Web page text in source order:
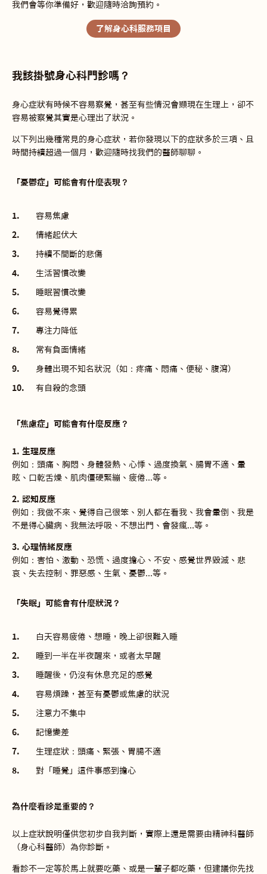
我們會等你準備好，歡迎隨時洽詢預約。
了解身心科服務項目
我該掛號身心科門診嗎？
身心症狀有時候不容易察覺，甚至有些情況會顯現在生理上，卻不
容易被察覺其實是心理出了狀況。
以下列出幾種常見的身心症狀，若你發現以下的症狀多於三項、且
時間持續超過一個月，歡迎隨時找我們的醫師聊聊。
「憂鬱症」可能會有什麼表現？
容易焦慮
情緒起伏大
持續不間斷的悲傷
生活習慣改變
睡眠習慣改變
容易覺得累
專注力降低
常有負面情緒
身體出現不知名狀況（如：疼痛、悶痛、便秘、腹瀉）
有自殺的念頭
「焦慮症」可能會有什麼反應？
1. 生理反應
例如：頭痛、胸悶、身體發熱、心悸、過度換氣、腸胃不適、暈
眩、口乾舌燥、肌肉僵硬緊繃、疲倦...等。
2. 認知反應
例如：我做不來、覺得自己很笨、別人都在看我、我會暈倒、我是
不是得心臟病、我無法呼吸、不想出門、會發瘋...等。
3. 心理情緒反應
例如：害怕、激動、恐慌、過度擔心、不安、感覺世界毀滅、悲
哀、失去控制、罪惡感、生氣、憂鬱...等。
「失眠」可能會有什麼狀況？
白天容易疲倦、想睡，晚上卻很難入睡
睡到一半在半夜醒來，或者太早醒
睡醒後，仍沒有休息充足的感覺
容易煩躁，甚至有憂鬱或焦慮的狀況
注意力不集中
記憶變差
生理症狀：頭痛、緊張、胃腸不適
對「睡覺」這件事感到擔心
為什麼看診是重要的？
以上症狀說明僅供您初步自我判斷，實際上還是需要由精神科醫師
（身心科醫師）為你診斷。
看診不一定等於馬上就要吃藥、或是一輩子都吃藥，但建議你先找